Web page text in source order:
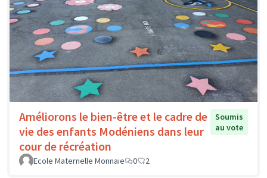
Améliorons le bien-être et le cadre de
vie des enfants Modéniens dans leur
cour de récréation
Soumis
au vote
Ecole Maternelle Monnaie 0 2